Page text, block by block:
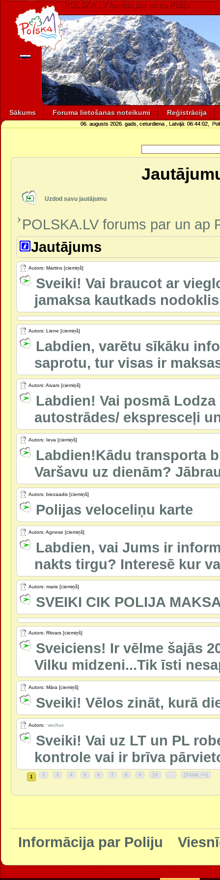
POLSKA.LV forums par un ap Poliju
Sākums Foruma lietošanas noteikumi Reģistrācija
06. augusts 2026. gads, ceturdiena , Latvijā: 06:44:02 ,
Uzdod savu jautājumu
POLSKA.LV forums par un ap
Jautājums
Autors: Martins [ciemiņš]
Sveiki! Vai braucot ar
jamaksa kautkads
Autors: Liene [ciemiņš]
Labdien, varētu sīkāku
saprotu, tur visas ir
Autors: Aivars [ciemiņš]
Labdien! Vai posmā
autostrādes/ ekspresceļi
Autors: Ieva [ciemiņš]
Labdien!Kādu transporta
Varšavu uz dienām?
Autors: biezaadis [ciemiņš]
Polijas veloceliņu karte
Autors: Agnese [ciemiņš]
Labdien, vai Jums ir
nakts tirgu? Interesē kur
Autors: maris [ciemiņš]
SVEIKI CIK POLIJA
Autors: Ritvars [ciemiņš]
Sveiciens! Ir vēlme šajās
Vilku midzeni...Tik īsti
Autors: Māra [ciemiņš]
Sveiki! Vēlos zināt, kurā
Autors: vechux
Sveiki! Vai uz LT un PL
kontrole vai ir brīva
1 2 3 4 5 6 7 8 9 10 [Tālāk >>]
Informācija par Poliju